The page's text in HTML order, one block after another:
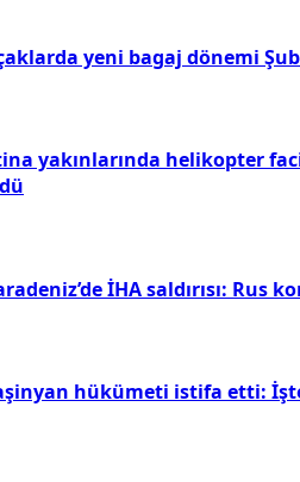
yeni bagaj dönemi
yakınlarında helikopter
İHA saldırısı: Rus
hükümeti istifa etti: